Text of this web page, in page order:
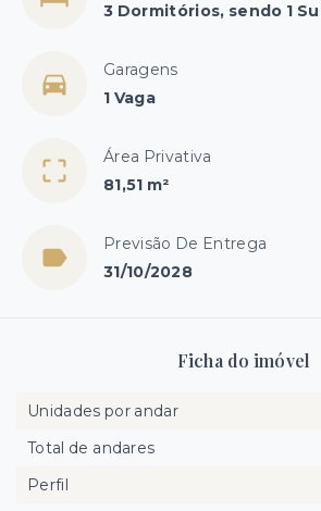
3 Dormitórios, sendo 1
Garagens
1 Vaga
Área Privativa
81,51 m²
Previsão De Entrega
31/10/2028
Ficha do imóvel
Unidades por andar
Total de andares
Perfil